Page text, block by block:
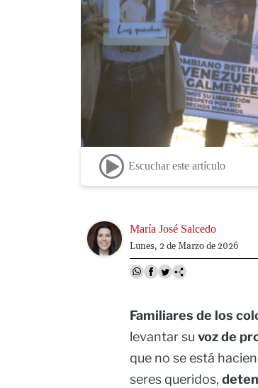
Escuchar este artículo
Image María José Salcedo
Lunes, 2 de Marzo de 2026
Familiares de los
levantar su voz de
que no se está
seres queridos,